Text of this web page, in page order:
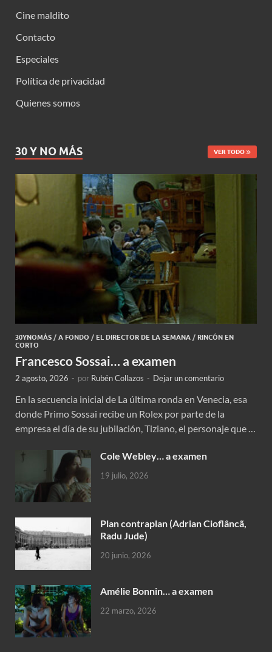
Cine maldito
Contacto
Especiales
Política de privacidad
Quienes somos
30 Y NO MÁS VER TODO
30YNOMÁS / A FONDO / EL DIRECTOR DE LA SEMANA / RINCÓN EN
CORTO
Francesco Sossai… a examen
2 agosto, 2026 - por Rubén Collazos - Dejar un comentario
En la secuencia inicial de La última ronda en Venecia, esa
donde Primo Sossai recibe un Rolex por parte de la
empresa el día de su jubilación, Tiziano, el personaje que …
Cole Webley… a examen
19 julio, 2026
Plan contraplan (Adrian Cioflâncã,
Radu Jude)
20 junio, 2026
Amélie Bonnin… a examen
22 marzo, 2026